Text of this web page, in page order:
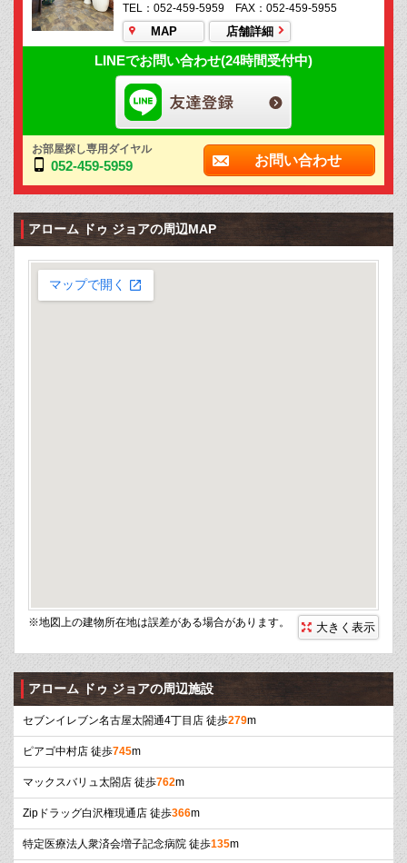
TEL：052-459-5959 FAX：052-459-5955
MAP 店舗詳細
LINEでお問い合わせ(24時間受付中)
お部屋探し専用ダイヤル
052-459-5959 お問い合わせ
アローム ドゥ ジョアの周辺MAP
※地図上の建物所在地は誤差がある場合があります。 大きく表示
アローム ドゥ ジョアの周辺施設
セブンイレブン名古屋太閤通4丁目店 徒歩279m
ピアゴ中村店 徒歩745m
マックスバリュ太閤店 徒歩762m
Zipドラッグ白沢権現通店 徒歩366m
特定医療法人衆済会増子記念病院 徒歩135m